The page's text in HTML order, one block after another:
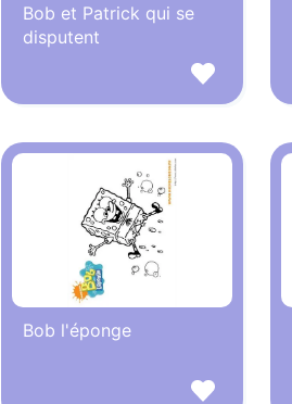
Bob et Patrick qui se
disputent
Bob l'éponge